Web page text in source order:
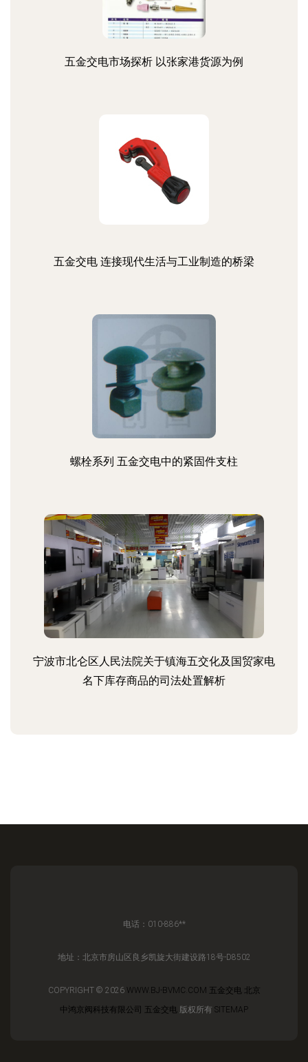
五金交电市场探析 以张家港货源为例
五金交电 连接现代生活与工业制造的桥梁
螺栓系列 五金交电中的紧固件支柱
宁波市北仑区人民法院关于镇海五交化及国贸家电
名下库存商品的司法处置解析
电话：010-886**
地址：北京市房山区良乡凯旋大街建设路18号-D8502
COPYRIGHT © 2026 WWW.BJ-BVMC.COM 五金交电 北京
中鸿京阀科技有限公司 五金交电 版权所有 SITEMAP